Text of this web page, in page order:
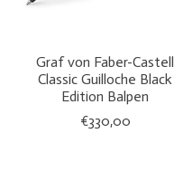
Graf von Faber-Castell
Classic Guilloche Black
Edition Balpen
€330,00